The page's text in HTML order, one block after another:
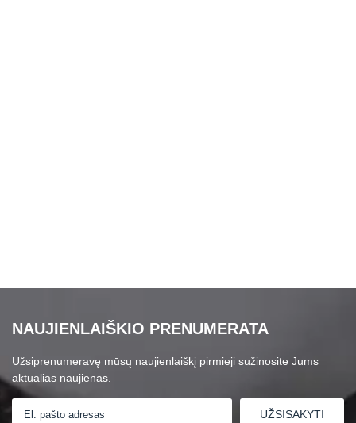
NAUJIENLAIŠKIO PRENUMERATA
Užsiprenumeravę mūsų naujienlaiškį pirmieji sužinosite Jums
aktualias naujienas.